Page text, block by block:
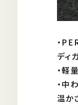
・
ディ
・軽
・中
温か